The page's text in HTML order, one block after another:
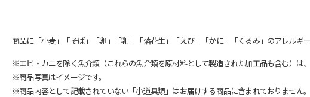
商品に「小麦」「そば」「卵」「乳」「落花生」「えび」「かに」「くるみ」のアレルギ
※エビ・カニを除く魚介類（これらの魚介類を原材料として製造された加工品も含む）は
※商品写真はイメージです。
※商品内容として記載されていない「小道具類」はお届けする商品に含まれておりません。